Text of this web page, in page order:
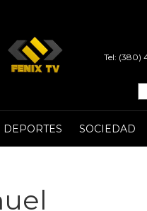
Tel: (380)
DEPORTES SOCIEDAD